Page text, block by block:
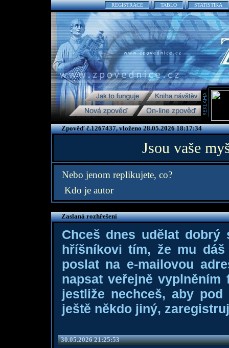
REGISTRACE TABLO STATISTIKA
Zpověď č.1267437, vloženo 28.05.2026 18:17:34
Jsou vaše
Nebo jenom replikujete, co?
Kdo je autor
Zaslaná rozhřešení
Chceš dnes udělat dobrý
hříšníkovi tím, že mu
poslat na e-mailovou
napsat veřejně
jestliže nechceš, aby
ještě někdo jiný,
30.05.2026 21:25:53